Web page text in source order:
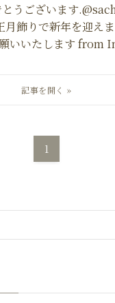
うございます
月飾りで新年を迎え
いいたします from
1